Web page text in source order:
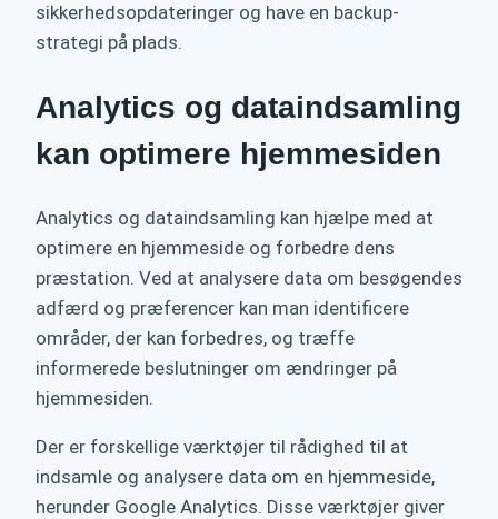
sikkerhedsopdateringer og have en backup-
strategi på plads.
Analytics og dataindsamling
kan optimere hjemmesiden
Analytics og dataindsamling kan hjælpe med at
optimere en hjemmeside og forbedre dens
præstation. Ved at analysere data om besøgendes
adfærd og præferencer kan man identificere
områder, der kan forbedres, og træffe
informerede beslutninger om ændringer på
hjemmesiden.
Der er forskellige værktøjer til rådighed til at
indsamle og analysere data om en hjemmeside,
herunder Google Analytics. Disse værktøjer giver